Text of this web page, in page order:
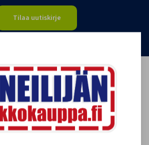
Tilaa uutiskirje